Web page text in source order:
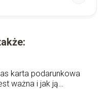
karta podarunkowa
ważna i jak ją